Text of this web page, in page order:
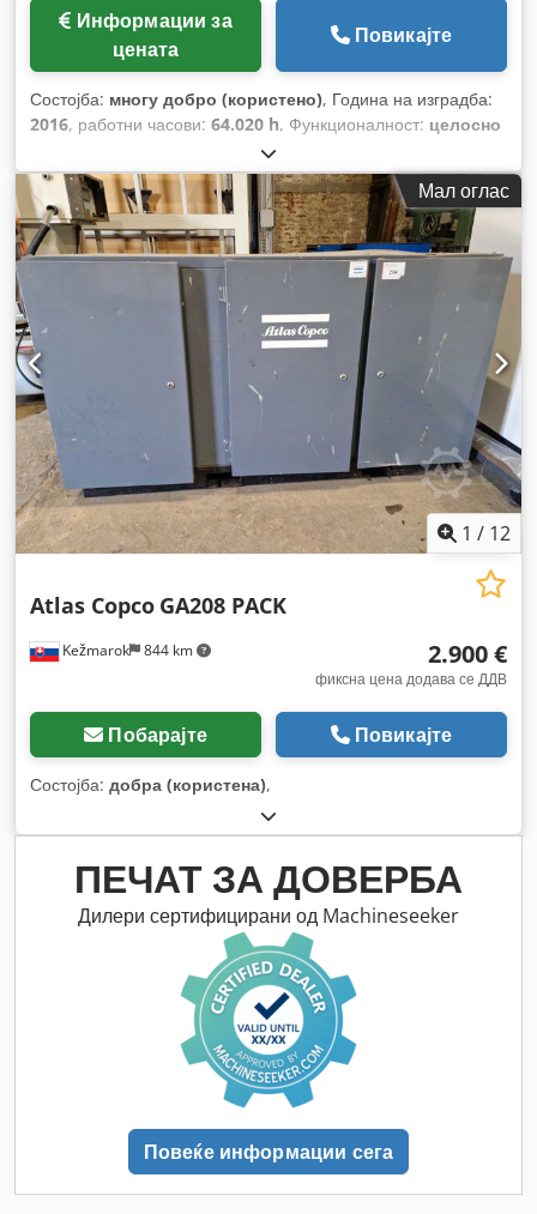
цената
Повикајте
Состојба: многу добро (користено), Година на изградба:
2016, работни часови: 64.020 h, Функционалност: целосно
Мал оглас
1 / 12
Kežmarok 844 km
Atlas Copco GA208 PACK
2.900 €
фиксна цена додава се ДДВ
Побарајте Повикајте
Состојба: добра (користена),
ПЕЧАТ ЗА ДОВЕРБА
Дилери сертифицирани од Machineseeker
Повеќе информации сега